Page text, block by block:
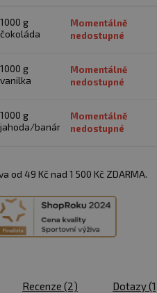
1000 g
čokoláda
Momentálně
nedostupné
1000 g
vanilka
Momentálně
nedostupné
1000 g
jahoda/banán
Momentálně
nedostupné
od 49 Kč nad 1 500 Kč ZDARMA.
Recenze (2) Dotazy